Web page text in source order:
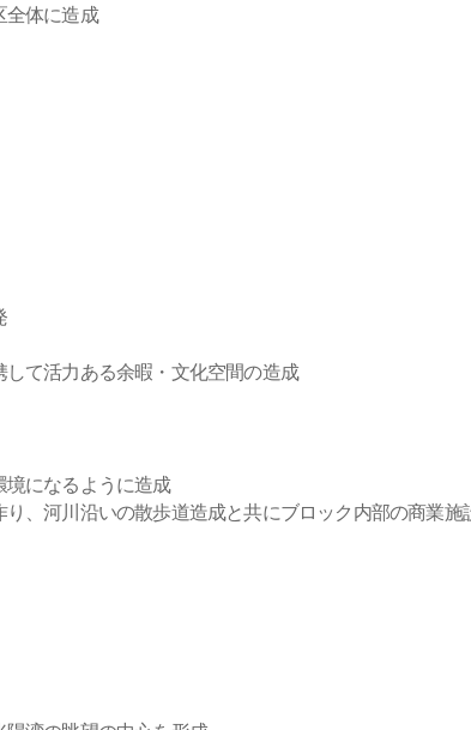
全体に造成
て活力ある余暇・文化空間の造成
になるように造成
、河川沿いの散歩道造成と共にブロック内部の商業